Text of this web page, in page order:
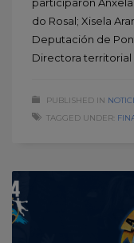
do Rosal; Xisela
Deputación de
Directora territorial
PUBLISHED IN
TAGGED UNDER: